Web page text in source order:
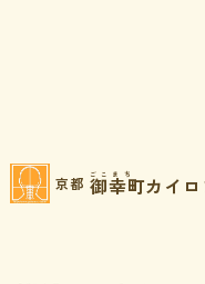
京都 ごこまち
御幸町カイ